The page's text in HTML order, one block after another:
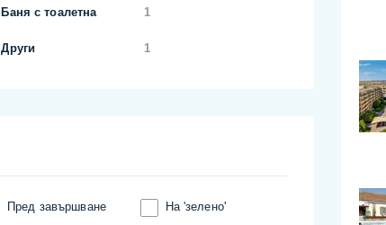
Баня с тоалетна 1
Други 1
Пред завършване На 'зелено'